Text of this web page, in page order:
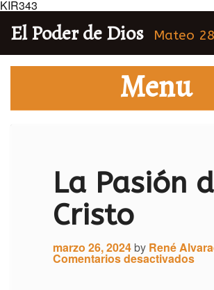
KIR343
El Poder de Dios Mateo
Menu
La Pasión
Cristo
marzo 26, 2024 by René
Comentarios desactivadosen